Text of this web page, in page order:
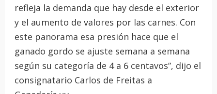
refleja la demanda que hay desde el exterior
y el aumento de valores por las carnes. Con
este panorama esa presión hace que el
ganado gordo se ajuste semana a semana
según su categoría de 4 a 6 centavos”, dijo el
consignatario Carlos de Freitas a